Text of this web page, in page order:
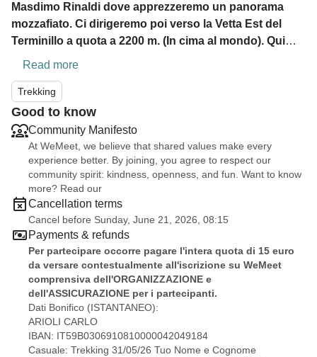
Masdimo Rinaldi dove apprezzeremo un panorama
mozzafiato. Ci dirigeremo poi verso la Vetta Est del
Terminillo a quota a 2200 m. (In cima al mondo). Qui
pranzeremo (al sacco) e poi, dopo una pausa di circa 1
camminare senza sudare!.
Escursione moderata, buon allenamento richiesto.
Obbligatorio scarpe e attrezzatura da trekking!
Pagamento obbligatorio sl momento del tiket su
WeeMet.Scrivimi al n. 3381056528per ulteriori
informazioni.
Dettagli:
Luogo di ritrovo:Pian de' Valli ore 10.15
Lunghezza : 10 Km.
Dislivello
: 540 m
Punto di psrtenza: 1660 m
Punto piu' alto: 2200 m
Difficolta": Escursionistico (E). Escursione di livello
intermedio moderato. Buon allenamento richiesto.
Costo escursione: 15 euro (organizzazione +
assicurazione).
Read more
Trekking
Good to know
Community Manifesto
At WeMeet, we believe that shared values make every
experience better. By joining, you agree to respect our
community spirit: kindness, openness, and fun. Want to know
more? Read our
Cancellation terms
Cancel before Sunday, June 21, 2026, 08:15
Payments & refunds
Per partecipare occorre pagare l'intera quota di 15 euro
da versare contestualmente all'iscrizione su WeMeet
comprensiva dell'ORGANIZZAZIONE e
dell'ASSICURAZIONE per i partecipanti.
Dati Bonifico (ISTANTANEO):
ARIOLI CARLO
IBAN: IT59B0306910810000042049184
Casuale: Trekking 31/05/26 Tuo Nome e Cognome